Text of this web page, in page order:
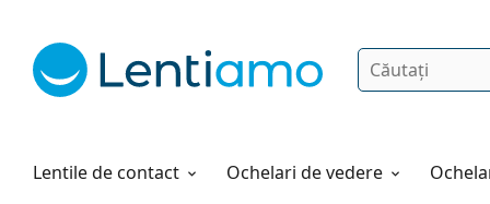
Căutare
Lentile de contact
Soluții Ochelari de vedere
Cum comandați